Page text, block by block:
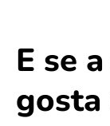
E se
gosta